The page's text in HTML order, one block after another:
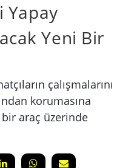
Yapay
Yeni Bir
çalışmalarını
korumasına
bir araç üzerinde